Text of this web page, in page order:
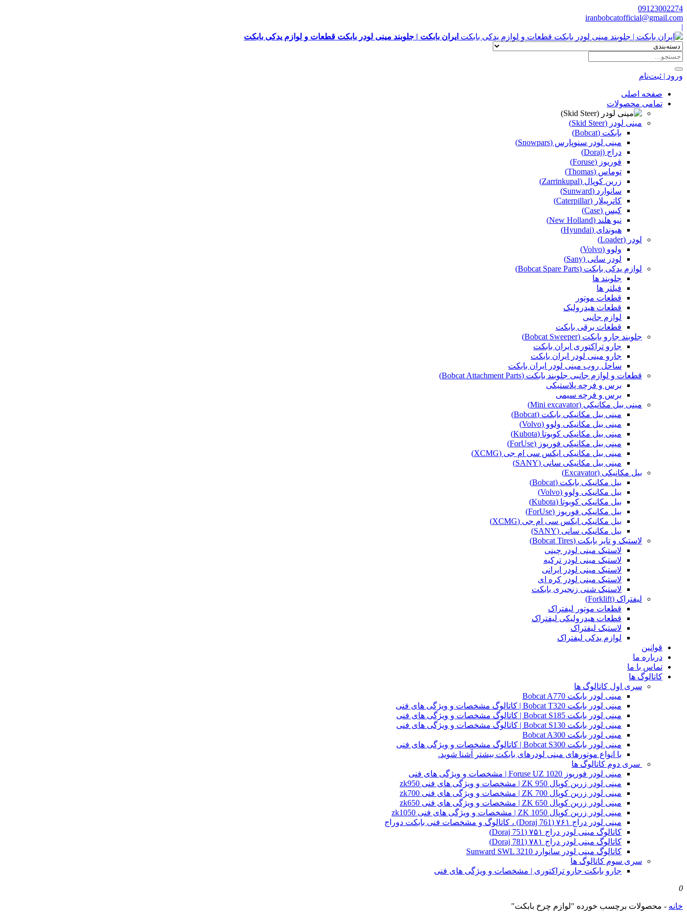
09123002274
iranbobcatofficial@gmail.com
|
ایران بابکت | جلوبند مینی لودر بابکت قطعات و لوازم یدکی بابکت
ورود | ثبت‌نام
صفحه اصلی
تمامی محصولات
مینی لودر (Skid Steer)
بابکت (Bobcat)
مینی لودر سنوپارس (Snowpars)
دراج (Doraj)
فوریوز (Foruse)
توماس (Thomas)
زرین کوپال (Zarrinkupal)
سانوارد (Sunward)
کاترپیلار (Caterpillar)
کیس (Case)
نیو هلند (New Holland)
هیوندای (Hyundai)
لودر (Loader)
ولوو (Volvo)
لودر سانی (Sany)
لوازم یدکی بابکت (Bobcat Spare Parts)
جلوبند ها
فیلتر ها
قطعات موتور
قطعات هیدرولیک
لوازم جانبی
قطعات برقی بابکت
جلوبند جارو بابکت (Bobcat Sweeper)
جارو تراکتوری ایران بابکت
جارو مینی لودر ایران بابکت
ساحل روب مینی لودر ایران بابکت
قطعات و لوازم جانبی جلوبند بابکت (Bobcat Attachment Parts)
برس و فرچه پلاستیکی
برس و فرچه سیمی
مینی بیل مکانیکی (Mini excavator)
مینی بیل مکانیکی بابکت (Bobcat)
مینی بیل مکانیکی ولوو (Volvo)
مینی بیل مکانیکی کوبوتا (Kubota)
مینی بیل مکانیکی فوریوز (ForUse)
مینی بیل مکانیکی ایکس سی ام جی (XCMG)
مینی بیل مکانیکی سانی (SANY)
بیل مکانیکی (Excavator)
بیل مکانیکی بابکت (Bobcat)
بیل مکانیکی ولوو (Volvo)
بیل مکانیکی کوبوتا (Kubota)
بیل مکانیکی فوریوز (ForUse)
بیل مکانیکی ایکس سی ام جی (XCMG)
بیل مکانیکی سانی (SANY)
لاستیک و تایر بابکت (Bobcat Tires)
لاستیک مینی لودر چینی
لاستیک مینی لودر ترکیه
لاستیک مینی لودر ایرانی
لاستیک مینی لودر کره ای
لاستیک شنی زنجیری بابکت
لیفتراک (Forklift)
قطعات موتور لیفتراک
قطعات هیدرولیکی لیفتراک
لاستیک لیفتراک
لوازم یدکی لیفتراک
قوانین
درباره ما
تماس با ما
کاتالوگ ها
سری اول کاتالوگ ها
مینی لودر بابکت Bobcat A770
مینی لودر بابکت Bobcat T320 | کاتالوگ مشخصات و ویژگی های فنی
مینی لودر بابکت Bobcat S185 | کاتالوگ مشخصات و ویژگی های فنی
مینی لودر بابکت Bobcat S130 | کاتالوگ مشخصات و ویژگی های فنی
مینی لودر بابکت Bobcat A300
مینی لودر بابکت Bobcat S300 | کاتالوگ مشخصات و ویژگی های فنی
با انواع موتورهای مینی لودرهای بابکت بیشتر آشنا شوید.
سری دوم کاتالوگ ها
مینی لودر فوریوز Foruse UZ 1020 | مشخصات و ویژگی های فنی
مینی لودر زرین کوپال ZK 950 | مشخصات و ویژگی های فنی zk950
مینی لودر زرین کوپال ZK 700 | مشخصات و ویژگی های فنی zk700
مینی لودر زرین کوپال ZK 650 | مشخصات و ویژگی های فنی zk650
مینی لودر زرین کوپال ZK 1050 | مشخصات و ویژگی های فنی zk1050
مینی لودر دراج ۷۶۱ (Doraj 761) ، کاتالوگ و مشخصات فنی بابکت دوراج
کاتالوگ مینی لودر دراج ۷۵۱ (Doraj 751)
کاتالوگ مینی لودر دراج ۷۸۱ (Doraj 781)
کاتالوگ مینی لودر سانوارد Sunward SWL 3210
سری سوم کاتالوگ ها
جارو بابکت جارو تراکتوری | مشخصات و ویژگی های فنی
0
خانه - محصولات برچسب خورده "لوازم چرخ بابکت"